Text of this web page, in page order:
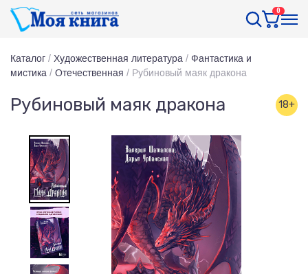
0
Каталог / Художественная литература / Фантастика и
мистика / Отечественная / Рубиновый маяк дракона
Рубиновый маяк дракона 18+